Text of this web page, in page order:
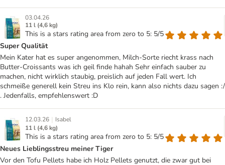
03.04.26
11 l (4,6 kg)
This is a stars rating area from zero to 5: 5/5
Super Qualität
Mein Kater hat es super angenommen, Milch-Sorte riecht krass nach
Butter-Croissants was ich geil finde hahah Sehr einfach sauber zu
machen, nicht wirklich staubig, preislich auf jeden Fall wert. Ich
schmeiße generell kein Streu ins Klo rein, kann also nichts dazu sagen :/
. Jedenfalls, empfehlenswert :D
12.03.26 | Isabel
11 l (4,6 kg)
This is a stars rating area from zero to 5: 5/5
Neues Lieblingsstreu meiner Tiger
Vor den Tofu Pellets habe ich Holz Pellets genutzt, die zwar gut bei